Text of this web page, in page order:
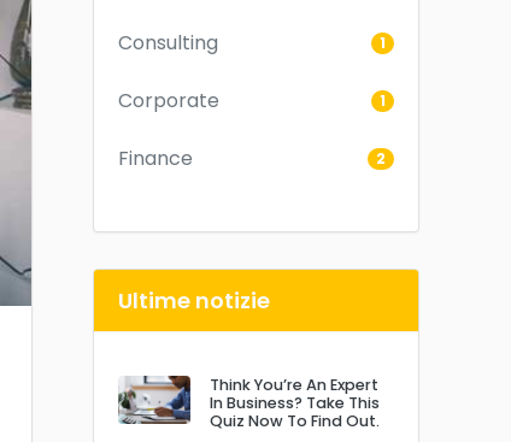
Consulting 1
Corporate 1
Finance 2
Ultime notizie
Think You’re An Expert
In Business? Take This
Quiz Now To Find Out.